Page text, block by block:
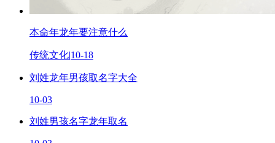
本命年龙年要注意什么
传统文化|10-18
刘姓龙年男孩取名字大全
10-03
刘姓男孩名字龙年取名